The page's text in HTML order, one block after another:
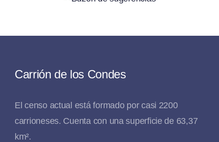
Carrión de los Condes
El censo actual está formado por casi 2200
carrioneses. Cuenta con una superficie de 63,37
km².